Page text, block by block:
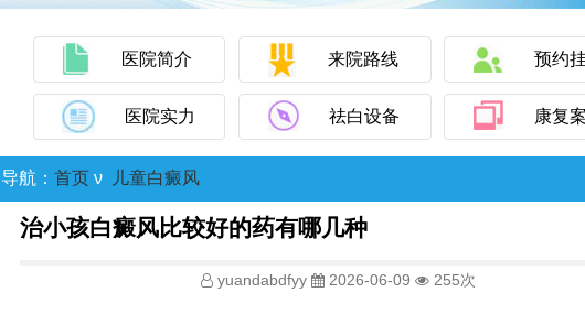
医院简介 来院路线 预约
医院实力 祛白设备 康复
导航： 首页 ν 儿童白癜风
治小孩白癜风比较好的药有哪几种
yuandabdfyy 2026-06-09 255次